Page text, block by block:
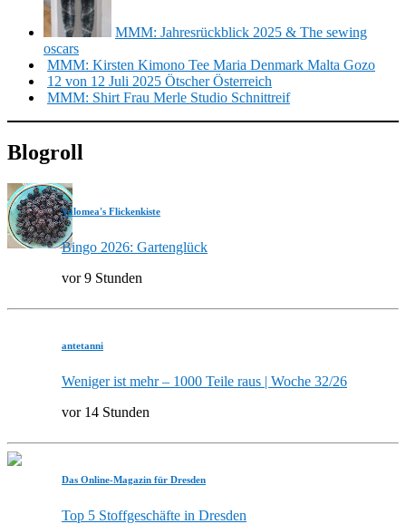
MMM: Jahresrückblick 2025 & The sewing
oscars
MMM: Kirsten Kimono Tee Maria Denmark Malta Gozo
12 von 12 Juli 2025 Ötscher Österreich
MMM: Shirt Frau Merle Studio Schnittreif
Blogroll
Valomea's Flickenkiste
Bingo 2026: Gartenglück
vor 9 Stunden
antetanni
Weniger ist mehr – 1000 Teile raus | Woche 32/26
vor 14 Stunden
Das Online-Magazin für Dresden
Top 5 Stoffgeschäfte in Dresden